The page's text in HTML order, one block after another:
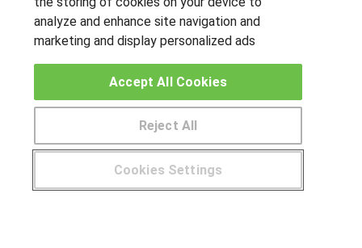
Hablemos de empleo
Locos por las becas
CENTROS DE FORMACIÓN
Publicar cursos
USUARIOS
Aviso legal
¿Tienes alguna duda? 900 264 357
analyze and enhance site navigation and
marketing and display personalized ads
Cookies Settings
Reject All
Accept All Cookies